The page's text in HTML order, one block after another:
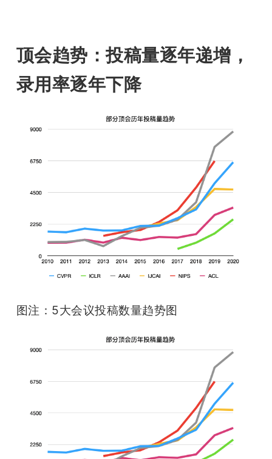
顶会趋势：投稿量逐年递增，
录用率逐年下降
图注：5大会议投稿数量趋势图